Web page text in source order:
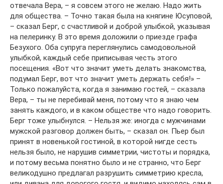
отвечала Вера, – я совсем этого не желаю. Надо жить
для общества. – Точно такая была на княгине Юсуповой,
– сказал Берг, с счастливой и доброй улыбкой, указывая
на пелеринку. В это время доложили о приезде графа
Безухого. Оба супруга переглянулись самодовольной
улыбкой, каждый себе приписывая честь этого
посещения. «Вот что значит уметь делать знакомства,
подумал Берг, вот что значит уметь держать себя!» –
Только пожалуйста, когда я занимаю гостей, – сказала
Вера, – ты не перебивай меня, потому что я знаю чем
занять каждого, и в каком обществе что надо говорить.
Берг тоже улыбнулся. – Нельзя же: иногда с мужчинами
мужской разговор должен быть, – сказал он. Пьер был
принят в новенькой гостиной, в которой нигде сесть
нельзя было, не нарушив симметрии, чистоты и порядка,
и потому весьма понятно было и не странно, что Берг
великодушно предлагал разрушить симметрию кресла,